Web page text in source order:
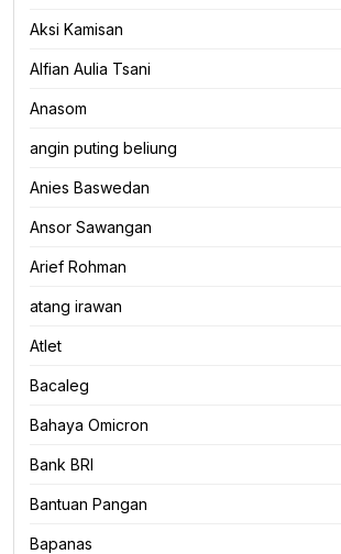
Aksi Kamisan
Alfian Aulia Tsani
Anasom
angin puting beliung
Anies Baswedan
Ansor Sawangan
Arief Rohman
atang irawan
Atlet
Bacaleg
Bahaya Omicron
Bank BRI
Bantuan Pangan
Bapanas